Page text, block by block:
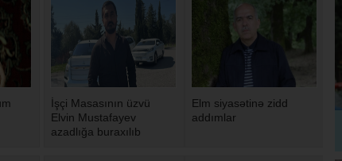
İşçi Masasının üzvü
Elvin Mustafayev
azadlığa buraxılıb
Elm siyasətinə zidd
addımlar